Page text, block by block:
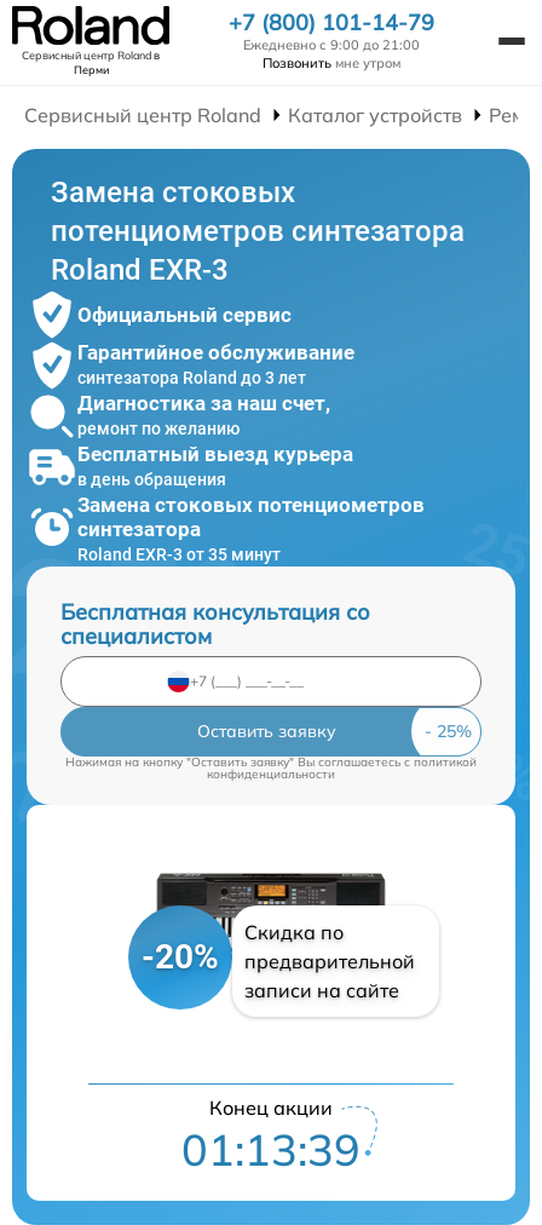
Сервисный центр Rolandв
Перми
+7 (800) 101-14-79
Ежедневно с 9:00 до 21:00
Позвонить мне утром
Сервисный центр Roland Каталог устройств
Замена стоковых
потенциометров синтезатора
Roland EXR-3
Официальный сервис
Гарантийное обслуживание
синтезатора Roland до 3 лет
Диагностика за наш счет,
ремонт по желанию
Бесплатный выезд курьера
в день обращения
Замена стоковых потенциометров
синтезатора
Roland EXR-3 от 35 минут
Бесплатная консультация со
специалистом
Оставить заявку
Нажимая на кнопку "Оставить заявку" Вы соглашаетесь cполитикой
конфиденциальности
-20%
Скидка по
предварительной
записи на сайте
Конец акции
01:13:38